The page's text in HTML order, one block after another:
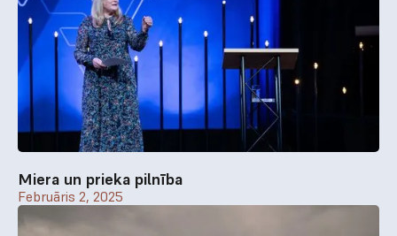
Miera un prieka pilnība
Februāris 2, 2025